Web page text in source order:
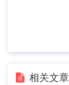
相关文章